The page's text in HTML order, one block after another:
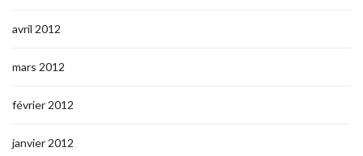
avril 2012
mars 2012
février 2012
janvier 2012